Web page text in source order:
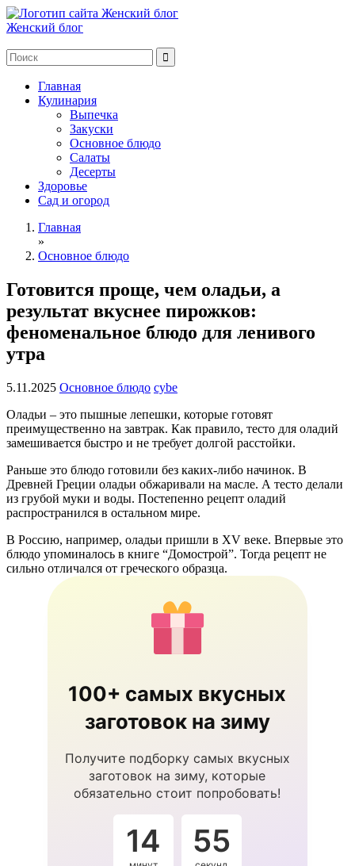
Женский блог
Главная
Кулинария
Выпечка
Закуски
Основное блюдо
Салаты
Десерты
Здоровье
Сад и огород
Главная
»
Основное блюдо
Готовится проще, чем оладьи, а
результат вкуснее пирожков:
феноменальное блюдо для ленивого
утра
5.11.2025 Основное блюдо cybe
Оладьи – это пышные лепешки, которые готовят
преимущественно на завтрак. Как правило, тесто для оладий
замешивается быстро и не требует долгой расстойки.
Раньше это блюдо готовили без каких-либо начинок. В
Древней Греции оладьи обжаривали на масле. А тесто делали
из грубой муки и воды. Постепенно рецепт оладий
распространился в остальном мире.
В Россию, например, оладьи пришли в XV веке. Впервые это
блюдо упоминалось в книге “Домострой”. Тогда рецепт не
сильно отличался от греческого образца.
100+ самых вкусных
заготовок на зиму
Получите подборку самых вкусных
заготовок на зиму, которые
обязательно стоит попробовать!
14 55